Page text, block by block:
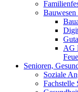
AG
Senioren,
Soziale
Fachstelle